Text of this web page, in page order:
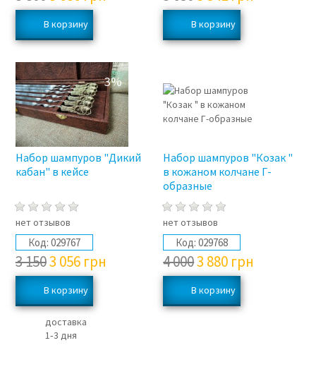
3%
Набор шампуров "Дикий
кабан" в кейсе
нет отзывов
Код: 029767
3 1503 056 грн
доставка
1‑3 дня
Набор шампуров "Козак "
в кожаном колчане Г-
образные
нет отзывов
Код: 029768
4 0003 880 грн